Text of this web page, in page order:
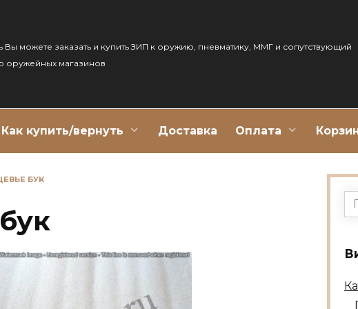
Вы можете заказать и купить ЗИП к оружию, пневматику, ММГ и сопутствующий
оружейных магазинов
Как купить/вернуть Доставка Оплата
БУК